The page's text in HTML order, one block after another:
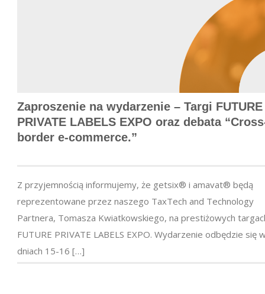
Zaproszenie na wydarzenie – Targi FUTURE
PRIVATE LABELS EXPO oraz debata
border e-commerce.”
Z przyjemnością informujemy, że getsix® i amavat® będą
reprezentowane przez naszego TaxTech and Technology
Partnera, Tomasza Kwiatkowskiego, na prestiżowych
FUTURE PRIVATE LABELS EXPO. Wydarzenie odbędzie się
dniach 15-16 […]